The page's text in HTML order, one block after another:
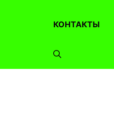
КОНТАКТЫ